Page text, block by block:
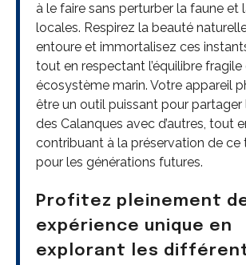
à le faire sans perturber la faune et
locales. Respirez la beauté
entoure et immortalisez ces
tout en respectant l’équilibre
écosystème marin. Votre appareil
être un outil puissant pour partager
des Calanques avec d’autres, tout
contribuant à la préservation de ce
pour les générations futures.
Profitez pleinement
expérience unique en
explorant les